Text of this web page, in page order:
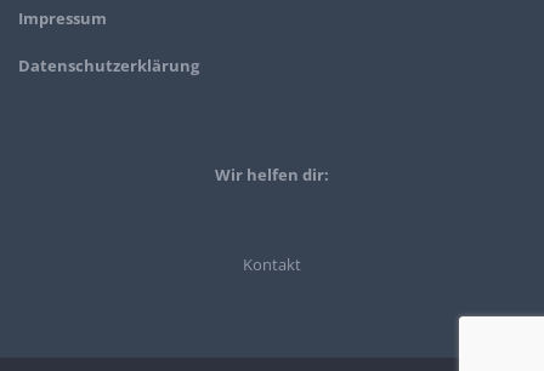
Impressum
Datenschutzerklärung
Wir helfen dir:
Kontakt